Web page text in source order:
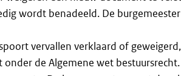
wordt benadeeld. De
vervallen verklaard of
de Algemene wet